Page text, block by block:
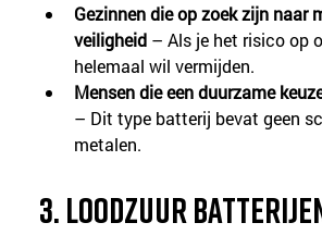
Gezinnen die op zoek zijn naar
veiligheid – Als je het risico op
helemaal wil vermijden.
Mensen die een duurzame
– Dit type batterij bevat geen
metalen.
3. Loodzuur